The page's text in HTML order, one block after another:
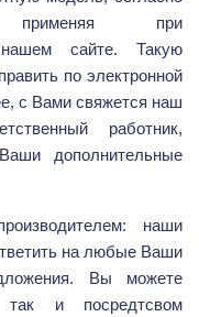
применяя при
сайте. Такую
по электронной
с Вами свяжется наш
работник,
дополнительные
наши
на любые Ваши
Вы можете
и посредтсвом